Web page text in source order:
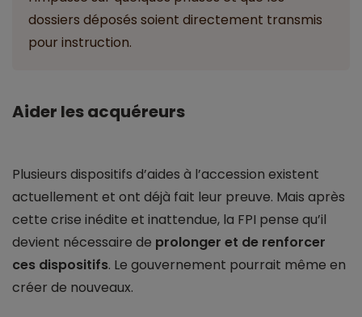
dossiers déposés soient directement transmis
pour instruction.
Aider les acquéreurs
Plusieurs dispositifs d’aides à l’accession existent
actuellement et ont déjà fait leur preuve. Mais après
cette crise inédite et inattendue, la FPI pense qu’il
devient nécessaire de prolonger et de renforcer
ces dispositifs. Le gouvernement pourrait même en
créer de nouveaux.